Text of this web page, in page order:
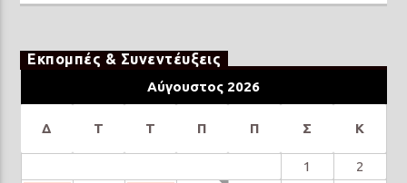
Εκπομπές & Συνεντέυξεις
Αύγουστος 2026
Δ Τ Τ Π Π Σ Κ
1 2